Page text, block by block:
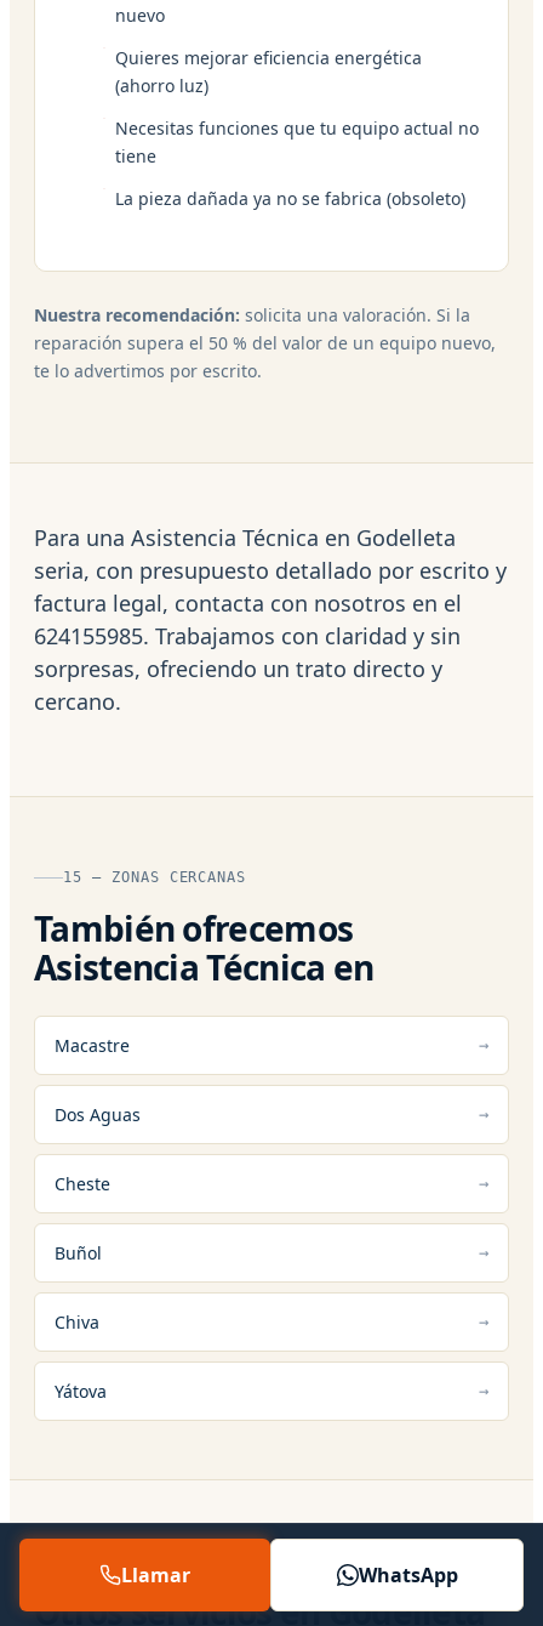
nuevo
Quieres mejorar eficiencia energética
(ahorro luz)
Necesitas funciones que tu equipo actual no
tiene
La pieza dañada ya no se fabrica (obsoleto)
Nuestra recomendación: solicita una valoración. Si la
reparación supera el 50 % del valor de un equipo nuevo,
te lo advertimos por escrito.
Para una Asistencia Técnica en Godelleta
seria, con presupuesto detallado por escrito y
factura legal, contacta con nosotros en el
624155985. Trabajamos con claridad y sin
sorpresas, ofreciendo un trato directo y
cercano.
15 — ZONAS CERCANAS
También ofrecemos
Asistencia Técnica en
Macastre
Dos Aguas
Cheste
Buñol
Chiva
Yátova
Otros servicios en Godelleta
Llamar WhatsApp